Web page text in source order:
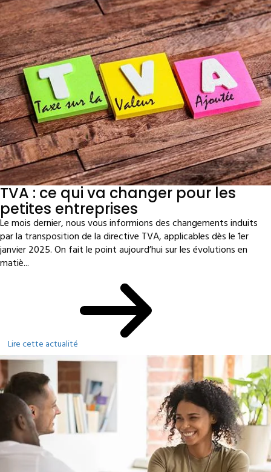
TVA : ce qui va changer pour les
petites entreprises
Le mois dernier, nous vous informions des changements induits
par la transposition de la directive TVA, applicables dès le 1er
janvier 2025. On fait le point aujourd’hui sur les évolutions en
matiè...
Lire cette actualité